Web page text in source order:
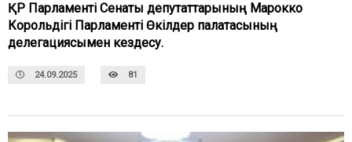
ҚР Парламенті Сенаты депутаттарының Марокко
Корольдігі Парламенті Өкілдер палатасының
делегациясымен кездесу.
24.09.2025 81